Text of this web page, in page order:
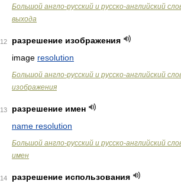
Большой англо-русский и русско-английский
выхода
12
разрешение изображения
image resolution
Большой англо-русский и русско-английский
изображения
13
разрешение имен
name resolution
Большой англо-русский и русско-английский
имен
14
разрешение использования